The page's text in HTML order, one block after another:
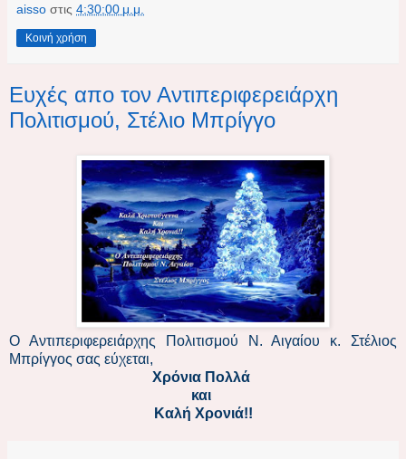
aisso στις 4:30:00 μ.μ.
Κοινή χρήση
Ευχές απο τον Αντιπεριφερειάρχη
Πολιτισμού, Στέλιο Μπρίγγο
Ο Αντιπεριφερειάρχης Πολιτισμού Ν. Αιγαίου κ. Στέλιος
Μπρίγγος σας εύχεται,
Χρόνια Πολλά
και
Καλή Χρονιά!!